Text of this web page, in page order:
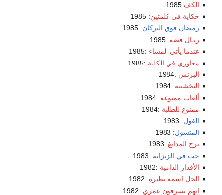
الكف1985
حكاية في كلمتين: 1985
رمضان فوق البركان:1985
ريـال فضة : 1985
عندما يأتي المساء:1985
مغاوري في الكلية:1985
البرنس.1984
التخشيبة:1984
ألعاب ممنوعة:1984
ممنوع للطلبة:1984
الغول:1983
المتسول: 1983
برج المدابغ:1983
حب في الزنزانة:1983
الأقدار الدامية:1982
الحل اسمه نظيرة: 1982
إنهم يسرقون عمري: 1982